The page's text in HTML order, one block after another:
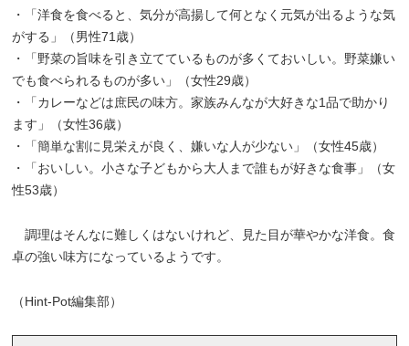
・「洋食を食べると、気分が高揚して何となく元気が出るような気
がする」（男性71歳）
・「野菜の旨味を引き立てているものが多くておいしい。野菜嫌い
でも食べられるものが多い」（女性29歳）
・「カレーなどは庶民の味方。家族みんなが大好きな1品で助かり
ます」（女性36歳）
・「簡単な割に見栄えが良く、嫌いな人が少ない」（女性45歳）
・「おいしい。小さな子どもから大人まで誰もが好きな食事」（女
性53歳）
調理はそんなに難しくはないけれど、見た目が華やかな洋食。食
卓の強い味方になっているようです。
（Hint-Pot編集部）